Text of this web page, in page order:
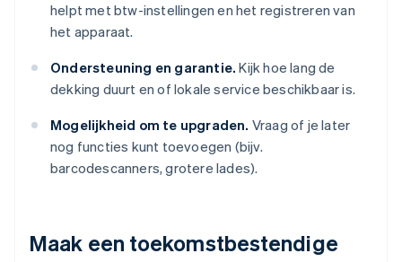
helpt met btw-instellingen en het registreren van
het apparaat.
Ondersteuning en garantie. Kijk hoe lang de
dekking duurt en of lokale service beschikbaar is.
Mogelijkheid om te upgraden. Vraag of je later
nog functies kunt toevoegen (bijv.
barcodescanners, grotere lades).
Maak een toekomstbestendige